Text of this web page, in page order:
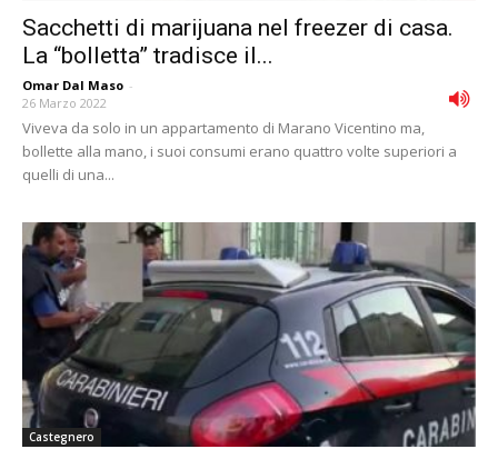
Sacchetti di marijuana nel freezer di casa.
La “bolletta” tradisce il...
Omar Dal Maso -
26 Marzo 2022
Viveva da solo in un appartamento di Marano Vicentino ma,
bollette alla mano, i suoi consumi erano quattro volte superiori a
quelli di una...
Castegnero